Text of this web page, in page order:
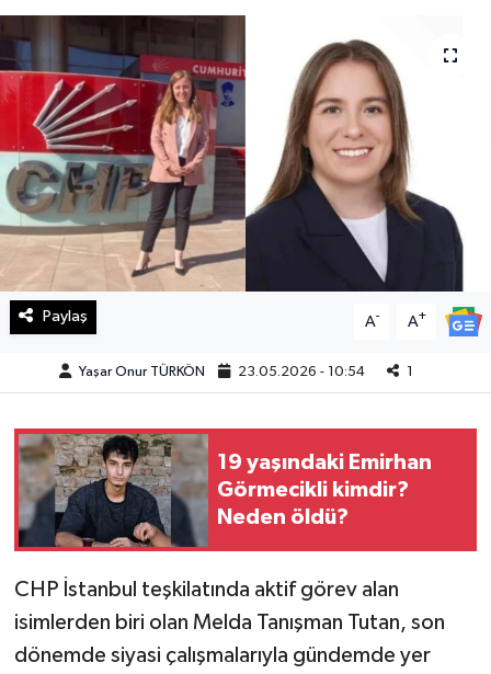
Paylaş A- A+
Yaşar Onur TÜRKÖN 23.05.2026 - 10:54 1
19 yaşındaki Emirhan
Görmecikli kimdir?
Neden öldü?
CHP İstanbul teşkilatında aktif görev alan
isimlerden biri olan Melda Tanışman Tutan, son
dönemde siyasi çalışmalarıyla gündemde yer
Kültür Sanat
Magazin
Manşet Altı
Manşetler
Resmi İlan
Sağlık
Spor
Teknoloji
Yaşam
KAHRAMANMARAŞ